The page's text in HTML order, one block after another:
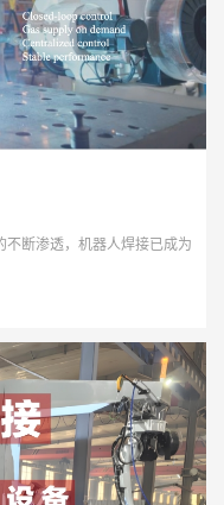
断渗透，机器人焊接已成为